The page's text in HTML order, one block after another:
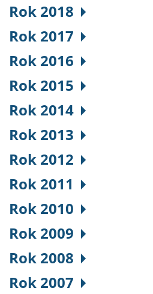
Rok 2018
Rok 2017
Rok 2016
Rok 2015
Rok 2014
Rok 2013
Rok 2012
Rok 2011
Rok 2010
Rok 2009
Rok 2008
Rok 2007